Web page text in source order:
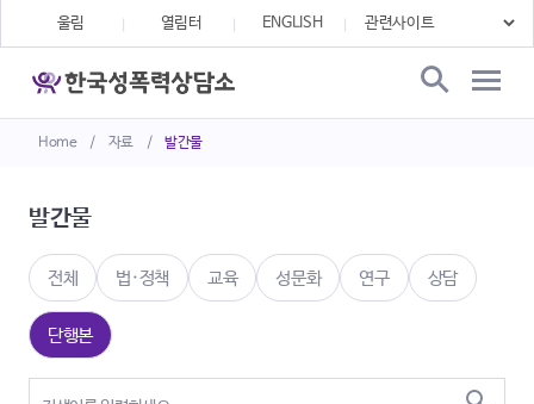
Home / 자료 / 발간물
울림 열림터 ENGLISH
발간물
전체 법·정책 교육 성문화 연구 상담
단행본